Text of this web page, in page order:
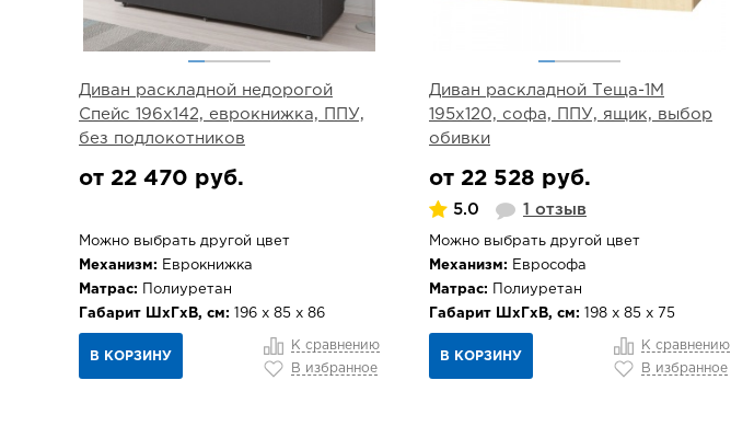
Диван раскладной недорогой
Спейс 196х142, еврокнижка, ППУ,
без подлокотников
от 22 470 руб.
Можно выбрать другой цвет
Механизм: Еврокнижка
Матрас: Полиуретан
Габарит ШхГхВ, см: 196 х 85 х 86
В КОРЗИНУ
К сравнению
В избранное
Диван раскладной Теща-1М
195х120, софа, ППУ, ящик, выбор
обивки
от 22 528 руб.
5.0 1 отзыв
Можно выбрать другой цвет
Механизм: Еврософа
Матрас: Полиуретан
Габарит ШхГхВ, см: 198 х 85 х 75
В КОРЗИНУ
К сравнению
В избранное